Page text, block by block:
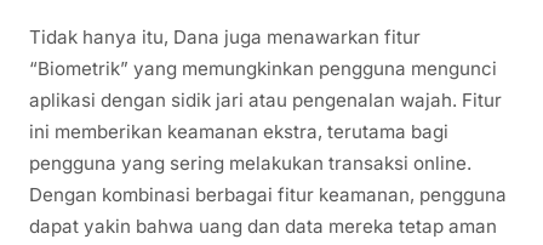
Tidak hanya itu, Dana juga menawarkan fitur
“Biometrik” yang memungkinkan pengguna mengunci
aplikasi dengan sidik jari atau pengenalan wajah. Fitur
ini memberikan keamanan ekstra, terutama bagi
pengguna yang sering melakukan transaksi online.
Dengan kombinasi berbagai fitur keamanan, pengguna
dapat yakin bahwa uang dan data mereka tetap aman